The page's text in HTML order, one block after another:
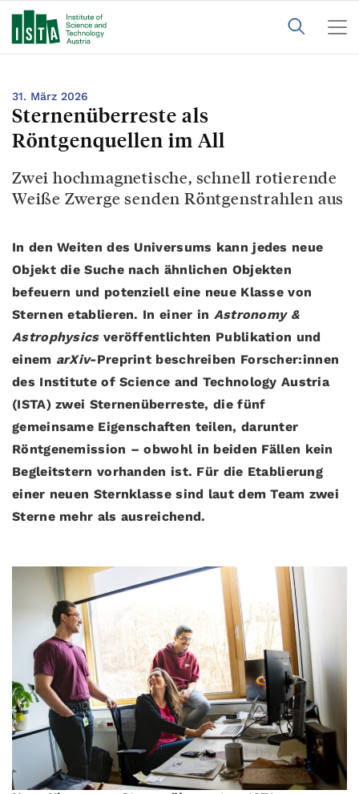
31. März 2026
Sternenüberreste als
Röntgenquellen im All
Zwei hochmagnetische, schnell rotierende
Weiße Zwerge senden Röntgenstrahlen aus
In den Weiten des Universums kann jedes neue
Objekt die Suche nach ähnlichen Objekten
befeuern und potenziell eine neue Klasse von
Sternen etablieren. In einer in Astronomy &
Astrophysicsveröffentlichten Publikation und
einem arXiv-Preprint beschreiben Forscher:innen
des Institute of Science and Technology Austria
(ISTA) zwei Sternenüberreste, die fünf
gemeinsame Eigenschaften teilen, darunter
Röntgenemission – obwohl in beiden Fällen kein
Begleitstern vorhanden ist. Für die Etablierung
einer neuen Sternklasse sind laut dem Team zwei
Sterne mehr als ausreichend.